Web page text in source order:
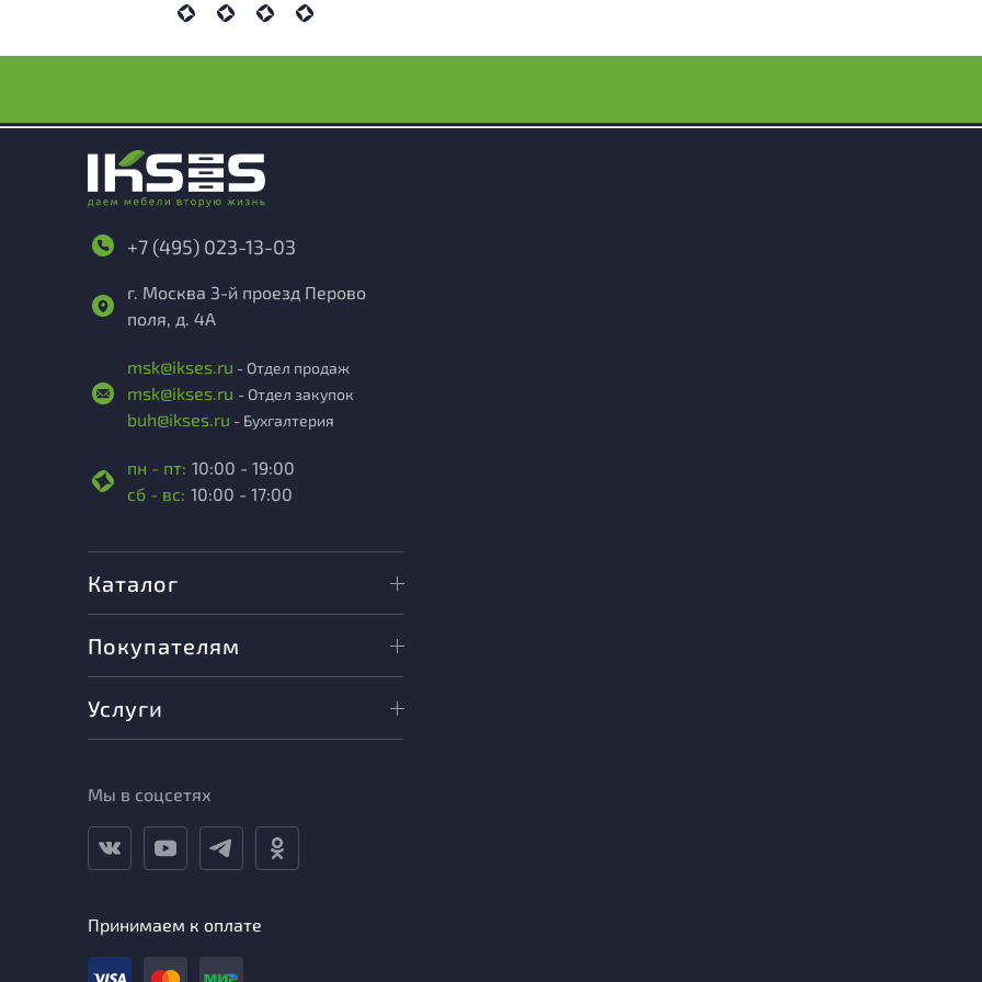
+7 (495) 023-13-03
г. Москва 3-й проезд Перово
поля, д. 4А
msk@ikses.ru - Отдел продаж
msk@ikses.ru - Отдел закупок
buh@ikses.ru - Бухгалтерия
пн - пт: 10:00 - 19:00
сб - вс: 10:00 - 17:00
Каталог
Покупателям
Услуги
Мы в соцсетях
Принимаем к оплате